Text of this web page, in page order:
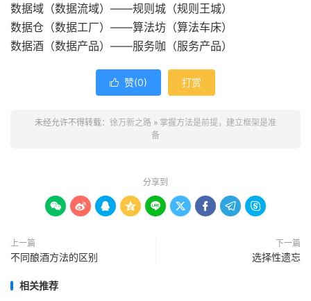
数据域（数据流域）——规则城（规则王城）
数据仓（数据工厂）——算法坊（算法车床）
数据酒（数据产品）——服务咖（服务产品）
 赞(0) 打赏
未经允许不得转载： 徐万新之路 » 掌握方法是前提，建立框架是准
备
分享到
        
上一篇
不同酿酒方法的区别
下一篇
选择性遗忘
相关推荐